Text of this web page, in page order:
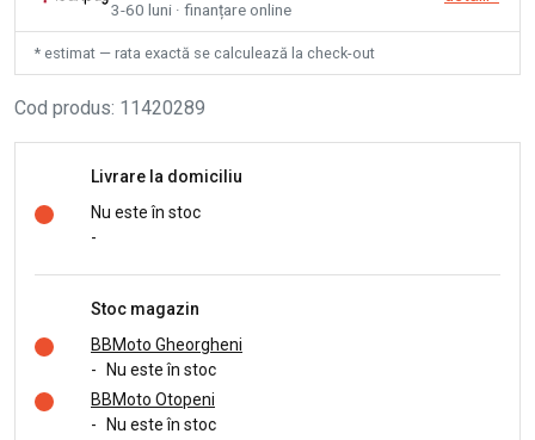
3-60 luni · finanțare online
* estimat — rata exactă se calculează la check-out
Cod produs: 11420289
Livrare la domiciliu
Nu este în stoc
-
Stoc magazin
BBMoto Gheorgheni
-
Nu este în stoc
BBMoto Otopeni
-
Nu este în stoc